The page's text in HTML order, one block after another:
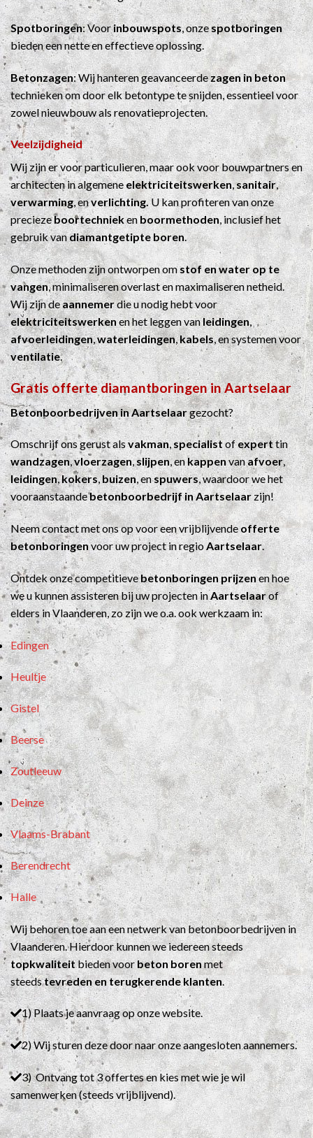
Spotboringen: Voorinbouwspots, onzespotboringen
bieden een nette en effectieve oplossing.
Betonzagen: Wij hanteren geavanceerde zagen in beton
technieken om door elk betontype te snijden, essentieel voor
zowel nieuwbouw als renovatieprojecten.
Veelzijdigheid
Wij zijn er voor particulieren, maar ook voor bouwpartners en
architecten in algemeneelektriciteitswerken,sanitair,
verwarming, enverlichting.U kan profiteren van onze
preciezeboortechniekenboormethoden, inclusief het
gebruik vandiamantgetipte boren.
Onze methoden zijn ontworpen omstof en water op te
vangen, minimaliseren overlast en maximaliseren netheid.
Wij zijn deaannemerdie u nodig hebt voor
elektriciteitswerkenen het leggen vanleidingen,
afvoerleidingen,waterleidingen,kabels, en systemen voor
ventilatie.
Gratis offerte diamantboringen in Aartselaar
Betonboorbedrijven in Aartselaargezocht?
Omschrijf ons gerust alsvakman,specialistofexperttin
wandzagen,vloerzagen,slijpen, enkappenvanafvoer,
leidingen,kokers,buizen, enspuwers, waardoor we het
vooraanstaandebetonboorbedrijf in Aartselaarzijn!
Neem contact met ons op voor een vrijblijvendeofferte
betonboringenvoor uw project in regioAartselaar.
Ontdek onze competitievebetonboringen prijzenen hoe
we u kunnen assisteren bij uw projecten inAartselaarof
elders in Vlaanderen, zo zijn we o.a. ook werkzaam in:
Edingen
Heultje
Gistel
Beerse
Zoutleeuw
Deinze
Vlaams-Brabant
Berendrecht
Halle
Wij behoren toe aan een netwerk van betonboorbedrijven in
Vlaanderen. Hierdoor kunnen we iedereen steeds
topkwaliteitbieden voorbeton borenmet
steedstevreden en terugkerende klanten
1) Plaats je aanvraag op onze website.
2) Wij sturen deze door naar onze aangesloten aannemers.
3) Ontvang tot 3 offertes en kies met wie je wil
samenwerken (steeds vrijblijvend).